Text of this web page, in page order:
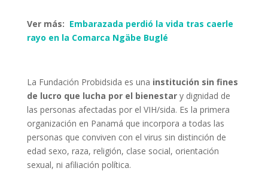
Ver más: Embarazada perdió la vida tras caerle
rayo en la Comarca Ngäbe Buglé
La Fundación Probidsida es una institución sin fines
de lucro que lucha por el bienestar y dignidad de
las personas afectadas por el VIH/sida. Es la primera
organización en Panamá que incorpora a todas las
personas que conviven con el virus sin distinción de
edad sexo, raza, religión, clase social, orientación
sexual, ni afiliación política.